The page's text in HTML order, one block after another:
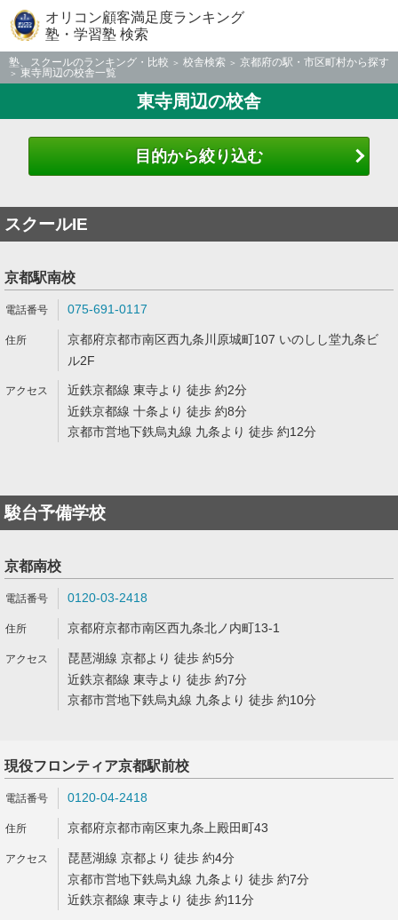
オリコン顧客満足度ランキング
塾・学習塾 検索
塾、スクールのランキング・比較 校舎検索
京都府の駅・市区町村から探す
東寺周辺の校舎一覧
東寺周辺の校舎
目的から絞り込む
スクールIE
京都駅南校
075-691-0117
京都府京都市南区西九条川原城町107 いのしし堂九条ビ
ル2F
近鉄京都線 東寺より 徒歩 約2分
近鉄京都線 十条より 徒歩 約8分
京都市営地下鉄烏丸線 九条より 徒歩 約12分
駿台予備学校
京都南校
0120-03-2418
京都府京都市南区西九条北ノ内町13-1
琵琶湖線 京都より 徒歩 約5分
近鉄京都線 東寺より 徒歩 約7分
京都市営地下鉄烏丸線 九条より 徒歩 約10分
現役フロンティア京都駅前校
0120-04-2418
京都府京都市南区東九条上殿田町43
琵琶湖線 京都より 徒歩 約4分
京都市営地下鉄烏丸線 九条より 徒歩 約7分
近鉄京都線 東寺より 徒歩 約11分